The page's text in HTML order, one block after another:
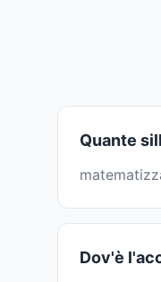
Quante
Dov'è